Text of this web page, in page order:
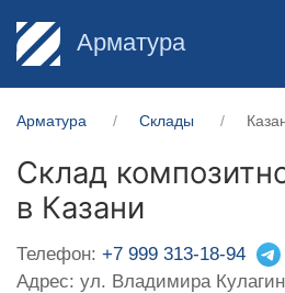
Арматура
Арматура Склады
Склад
в Казани
Телефон: +7 999 313-18-94
Адрес: ул. Владимира